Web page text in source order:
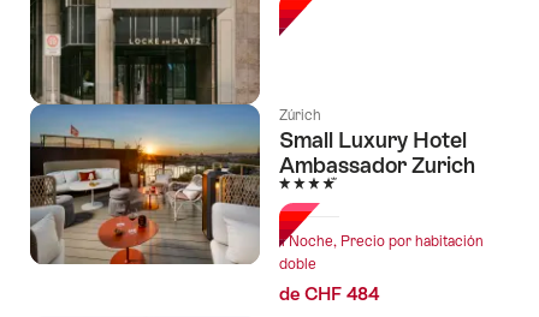
Zúrich
Small Luxury Hotel
Ambassador Zurich
4 Estrellas
1 Noche, Precio por habitación
doble
de CHF 484